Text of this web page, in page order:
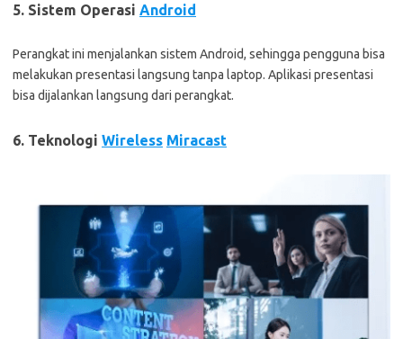
5. Sistem Operasi Android
Perangkat ini menjalankan sistem Android, sehingga pengguna bisa
melakukan presentasi langsung tanpa laptop. Aplikasi presentasi
bisa dijalankan langsung dari perangkat.
6. Teknologi Wireless Miracast